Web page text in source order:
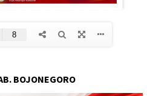
BOJONEGORO